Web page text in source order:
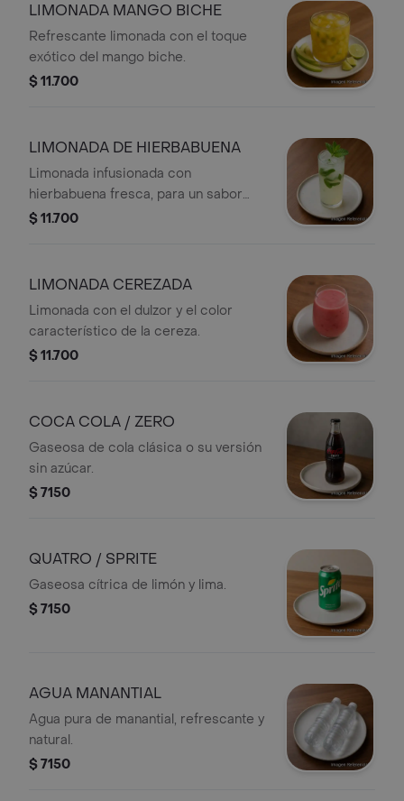
LIMONADA MANGO BICHE
Refrescante limonada con el toque
exótico del mango biche.
$ 11.700
LIMONADA DE HIERBABUENA
Limonada infusionada con
hierbabuena fresca, para un sabor
aromático.
$ 11.700
LIMONADA CEREZADA
Limonada con el dulzor y el color
característico de la cereza.
$ 11.700
COCA COLA / ZERO
Gaseosa de cola clásica o su versión
sin azúcar.
$ 7150
QUATRO / SPRITE
Gaseosa cítrica de limón y lima.
$ 7150
AGUA MANANTIAL
Agua pura de manantial, refrescante y
natural.
$ 7150